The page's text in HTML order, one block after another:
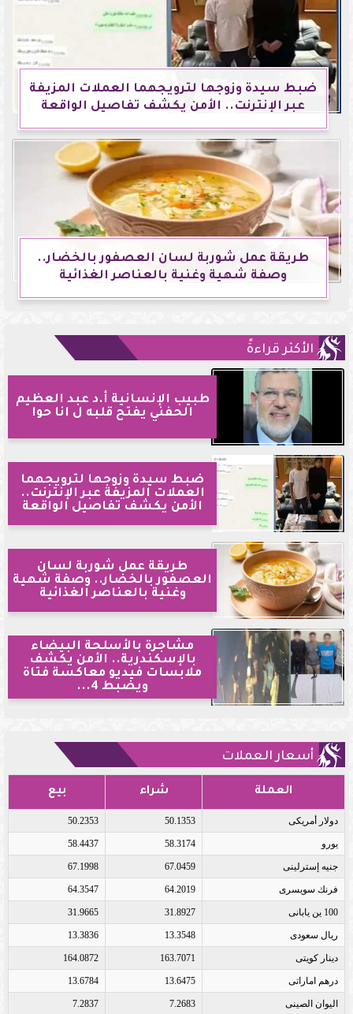
ضبط سيدة وزوجها لترويجهما العملات المزيفة
عبر الإنترنت.. الأمن يكشف تفاصيل الواقعة
طريقة عمل شوربة لسان العصفور بالخضار..
وصفة شهية وغنية بالعناصر الغذائية
الأكثر قراءةً
طبيب الإنسانية أ.د عبد العظيم
الحفني يفتح قلبه ل انا حوا
ضبط سيدة وزوجها لترويجهما
العملات المزيفة عبر الإنترنت..
الأمن يكشف تفاصيل الواقعة
طريقة عمل شوربة لسان
العصفور بالخضار.. وصفة شهية
وغنية بالعناصر الغذائية
مشاجرة بالأسلحة البيضاء
بالإسكندرية.. الأمن يكشف
ملابسات فيديو معاكسة فتاة
ويضبط 4...
أسعار العملات
العملة شراء بيع
دولار أمريكى 50.1353
50.2353
يورو 58.3174
58.4437
جنيه إسترلينى 67.0459
67.1998
فرنك سويسرى 64.2019
64.3547
100 ين يابانى 31.8927
31.9665
ريال سعودى 13.3548
13.3836
دينار كويتى 163.7071
164.0872
درهم اماراتى 13.6475
13.6784
اليوان الصينى 7.2683
7.2837